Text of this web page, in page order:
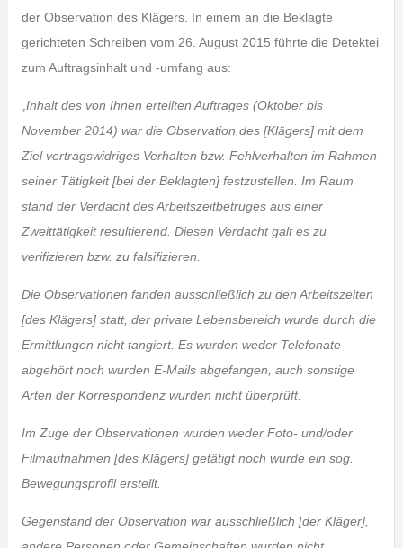
der Observation des Klägers. In einem an die Beklagte
gerichteten Schreiben vom 26. August 2015 führte die Detektei
zum Auftragsinhalt und -umfang aus:
„Inhalt des von Ihnen erteilten Auftrages (Oktober bis
November 2014) war die Observation des [Klägers] mit dem
Ziel vertragswidriges Verhalten bzw. Fehlverhalten im Rahmen
seiner Tätigkeit [bei der Beklagten] festzustellen. Im Raum
stand der Verdacht des Arbeitszeitbetruges aus einer
Zweittätigkeit resultierend. Diesen Verdacht galt es zu
verifizieren bzw. zu falsifizieren.
Die Observationen fanden ausschließlich zu den Arbeitszeiten
[des Klägers] statt, der private Lebensbereich wurde durch die
Ermittlungen nicht tangiert. Es wurden weder Telefonate
abgehört noch wurden E-Mails abgefangen, auch sonstige
Arten der Korrespondenz wurden nicht überprüft.
Im Zuge der Observationen wurden weder Foto- und/oder
Filmaufnahmen [des Klägers] getätigt noch wurde ein sog.
Bewegungsprofil erstellt.
Gegenstand der Observation war ausschließlich [der Kläger],